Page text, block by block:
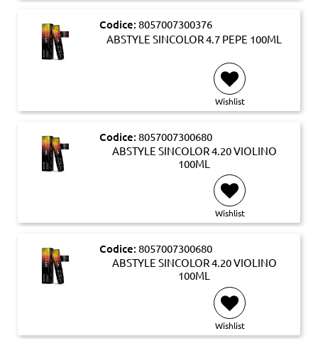
Codice: 8057007300376
ABSTYLE SINCOLOR 4.7 PEPE 100ML
Wishlist
Codice: 8057007300680
ABSTYLE SINCOLOR 4.20 VIOLINO
100ML
Wishlist
Codice: 8057007300680
ABSTYLE SINCOLOR 4.20 VIOLINO
100ML
Wishlist